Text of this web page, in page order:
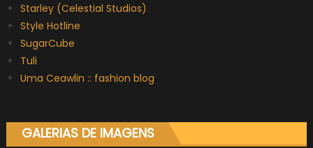
Starley (Celestial Studios)
Style Hotline
SugarCube
Tuli
Uma Ceawlin :: fashion blog
GALERIAS DE IMAGENS